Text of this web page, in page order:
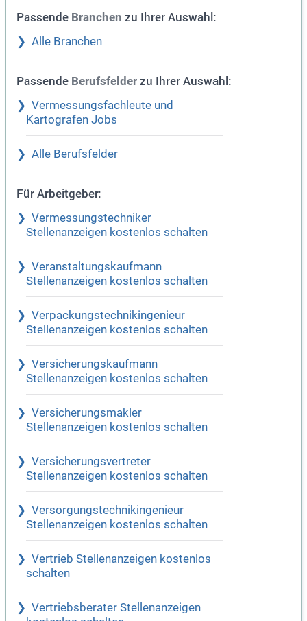
Passende Branchen zu Ihrer Auswahl:
Alle Branchen
Passende Berufsfelder zu Ihrer Auswahl:
Vermessungsfachleute und
Kartografen Jobs
Alle Berufsfelder
Für Arbeitgeber:
Vermessungstechniker
Stellenanzeigen kostenlos schalten
Veranstaltungskaufmann
Stellenanzeigen kostenlos schalten
Verpackungstechnikingenieur
Stellenanzeigen kostenlos schalten
Versicherungskaufmann
Stellenanzeigen kostenlos schalten
Versicherungsmakler
Stellenanzeigen kostenlos schalten
Versicherungsvertreter
Stellenanzeigen kostenlos schalten
Versorgungstechnikingenieur
Stellenanzeigen kostenlos schalten
Vertrieb Stellenanzeigen kostenlos
schalten
Vertriebsberater Stellenanzeigen